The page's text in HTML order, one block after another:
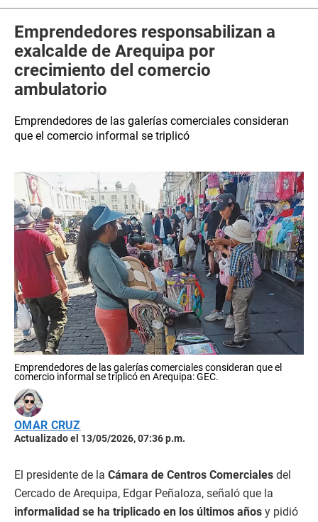
Emprendedores responsabilizan a
exalcalde de Arequipa por
crecimiento del comercio
ambulatorio
Emprendedores de las galerías comerciales consideran
que el comercio informal se triplicó
Emprendedores de las galerías comerciales consideran que el
comercio informal se triplicó en Arequipa: GEC.
OMAR CRUZ
Actualizado el 13/05/2026, 07:36 p.m.
El presidente de la Cámara de Centros Comerciales del
Cercado de Arequipa, Edgar Peñaloza, señaló que la
informalidad se ha triplicado en los últimos años y pidió